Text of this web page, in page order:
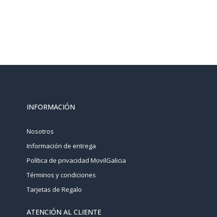
INFORMACIÓN
Nosotros
Información de entrega
Política de privacidad MovilGalicia
Términos y condiciones
Tarjetas de Regalo
ATENCIÓN AL CLIENTE